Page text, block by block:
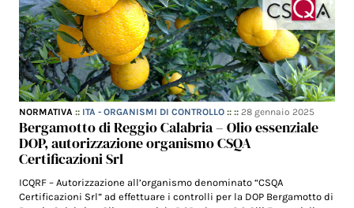
NORMATIVA :: ITA - ORGANISMI DI CONTROLLO :: ::28 gennaio 2025
Bergamotto di Reggio Calabria – Olio essenziale
DOP, autorizzazione organismo CSQA
Certificazioni Srl
ICQRF – Autorizzazione all’organismo denominato “CSQA
Certificazioni Srl” ad effettuare i controlli per la DOP Bergamotto di